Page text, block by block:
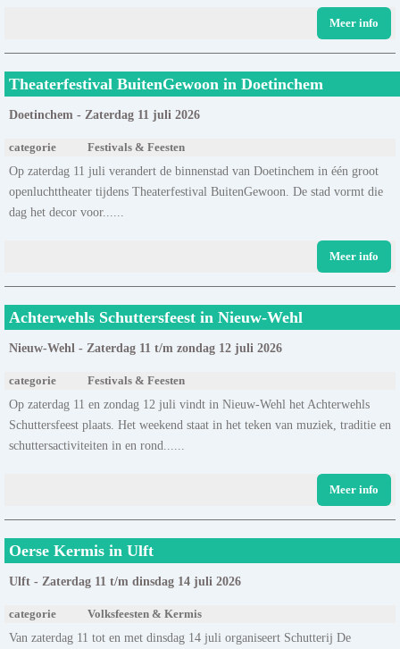
Meer info
Theaterfestival BuitenGewoon in Doetinchem
Doetinchem - Zaterdag 11 juli 2026
categorie Festivals & Feesten
Op zaterdag 11 juli verandert de binnenstad van Doetinchem in één groot
openluchttheater tijdens Theaterfestival BuitenGewoon. De stad vormt die
dag het decor voor......
Meer info
Achterwehls Schuttersfeest in Nieuw-Wehl
Nieuw-Wehl - Zaterdag 11 t/m zondag 12 juli 2026
categorie Festivals & Feesten
Op zaterdag 11 en zondag 12 juli vindt in Nieuw-Wehl het Achterwehls
Schuttersfeest plaats. Het weekend staat in het teken van muziek, traditie en
schuttersactiviteiten in en rond......
Meer info
Oerse Kermis in Ulft
Ulft - Zaterdag 11 t/m dinsdag 14 juli 2026
categorie Volksfeesten & Kermis
Van zaterdag 11 tot en met dinsdag 14 juli organiseert Schutterij De